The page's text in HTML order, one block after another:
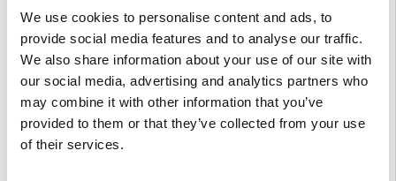
We use cookies to personalise content and ads, to
provide social media features and to analyse our traffic.
We also share information about your use of our site with
our social media, advertising and analytics partners who
may combine it with other information that you’ve
provided to them or that they’ve collected from your use
of their services.
Description